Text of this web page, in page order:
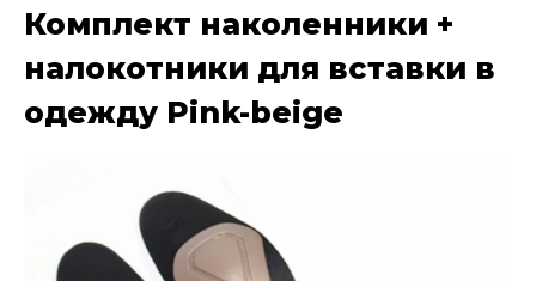
Комплект наколенники +
налокотники для вставки в
одежду Pink-beige